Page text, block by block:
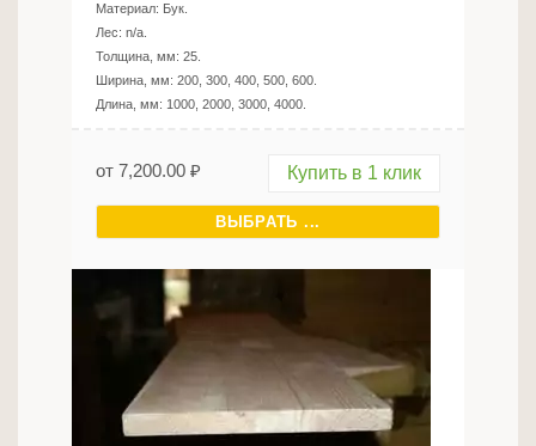
Материал: Бук
Лес: n/a
Толщина, мм: 25
Ширина, мм: 200, 300, 400, 500, 600
Длина, мм: 1000, 2000, 3000, 4000
от 7,200.00 ₽ Купить в 1 клик
ВЫБРАТЬ ...